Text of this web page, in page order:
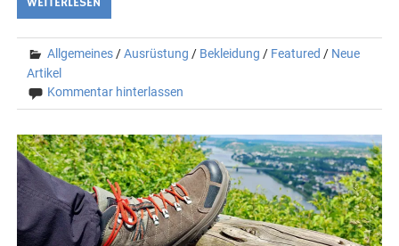
Allgemeines /Ausrüstung / Bekleidung / Featured / Neue
Artikel
Kommentar hinterlassen